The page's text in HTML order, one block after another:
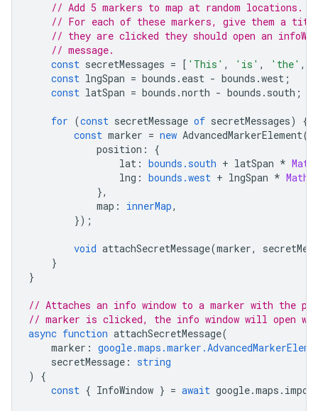
// Add 5 markers to map at random locations.
// For each of these markers, give them a
// they are clicked they should open an
// message.
const secretMessages = [ 'This' , 'is' , 'the' ,
const lngSpan = bounds . east - bounds .west ;
const latSpan = bounds .north - bounds . south ;
for (const secretMessage of secretMessages)
{
const marker = new AdvancedMarkerElement({
position :
{
lat : bounds.south + latSpan * Math
lng : bounds.west + lngSpan * Math
},
map : innerMap,
});
void attachSecretMessage(marker,
}
}
// Attaches an info window to a marker with the
// marker is clicked, the info window will open
async function attachSecretMessage(
marker :
secretMessage : string
)
{
const { InfoWindow } = await google.maps .